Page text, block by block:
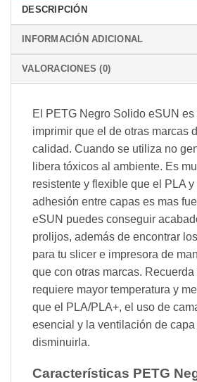
DESCRIPCIÓN
INFORMACIÓN ADICIONAL
VALORACIONES (0)
El PETG Negro Solido eSUN es
imprimir que el de otras marcas
calidad. Cuando se utiliza no
libera tóxicos al ambiente. Es
resistente y flexible que el PLA y
adhesión entre capas es mas
eSUN puedes conseguir
prolijos, además de encontrar
para tu slicer e impresora de
que con otras marcas.
requiere mayor temperatura y
que el PLA/PLA+, el uso de
esencial y la ventilación de
disminuirla.
Características PETG